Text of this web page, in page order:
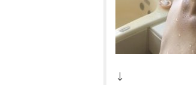
↓